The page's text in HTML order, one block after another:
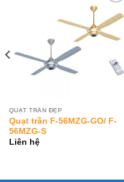
Wishlist
QUẠT TRẦN ĐẸP
Quạt trần F-56MZG-GO/ F-
56MZG-S
Liên hệ